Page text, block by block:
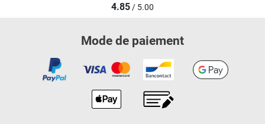
4.85/ 5.00
Mode de paiement